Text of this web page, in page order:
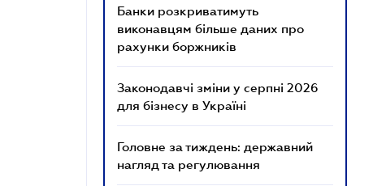
Банки розкриватимуть
виконавцям більше даних про
рахунки боржників
Законодавчі зміни у серпні 2026
для бізнесу в Україні
Головне за тиждень: державний
нагляд та регулювання